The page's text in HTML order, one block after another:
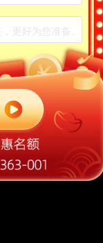
2020-03-20